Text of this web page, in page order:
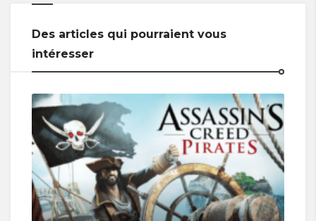
Des articles qui pourraient vous
intéresser